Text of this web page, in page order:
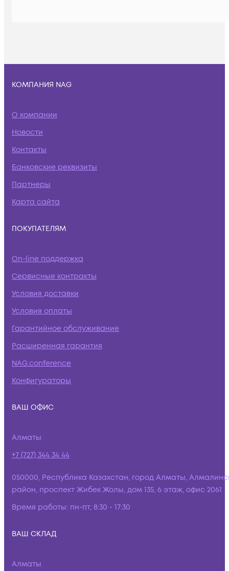
КОМПАНИЯ NAG
О компании
Новости
Контакты
Банковские реквизиты
Партнеры
Карта сайта
ПОКУПАТЕЛЯМ
On-line поддержка
Сервисные контракты
Условия доставки
Условия оплаты
Гарантийное обслуживание
Расширенная гарантия
NAG.conference
Конфигураторы
ВАШ ОФИС
Алматы
+7 (727) 344 34 44
050000, Республика Казахстан, город Алматы,
район, проспект Жибек Жолы, дом 135, 6 этаж, офис 2061
Время работы: пн-пт, 8:30 - 17:30
ВАШ СКЛАД
Алматы